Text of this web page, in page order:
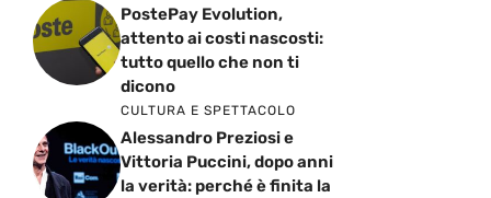
PostePay Evolution,
attento ai costi nascosti:
tutto quello che non ti
dicono
CULTURA E SPETTACOLO
Alessandro Preziosi e
Vittoria Puccini, dopo anni
la verità: perché è finita la